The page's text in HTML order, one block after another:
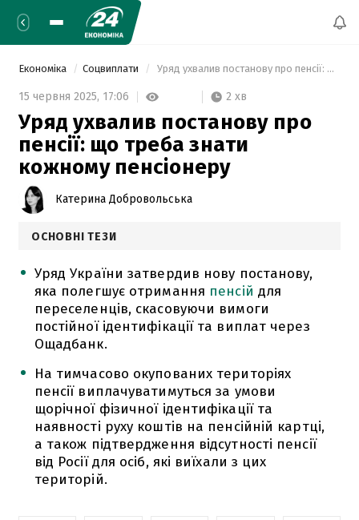
Економіка Соцвиплати Уряд ухвалив постанову про пенсії: що треба знати кожному пенсіонеру
15 червня 2025, 17:06 2 хв
Уряд ухвалив постанову про
пенсії: що треба знати
кожному пенсіонеру
Катерина Добровольська
ОСНОВНІ ТЕЗИ
Уряд України затвердив нову постанову,
яка полегшує отримання пенсій для
переселенців, скасовуючи вимоги
постійної ідентифікації та виплат через
Ощадбанк.
На тимчасово окупованих територіях
пенсії виплачуватимуться за умови
щорічної фізичної ідентифікації та
наявності руху коштів на пенсійній картці,
а також підтвердження відсутності пенсії
від Росії для осіб, які виїхали з цих
територій.